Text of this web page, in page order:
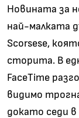
Новината за
най-малката
Scorsese,
сторита. В
FaceTime
видимо
докато седи